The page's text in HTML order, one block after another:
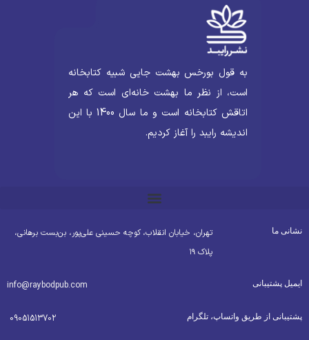
به قول بورخس بهشت جایی شبیه کتابخانه
است، از نظر ما بهشت خانه‌ای است که هر
اتاقش کتابخانه است و ما سال 1400 با این
اندیشه رایبد را آغاز کردیم.
ما
تهران، خیابان انقلاب، کوچه حسینی علی‌پور، بن‌بست برهانی،
پلاک ۱۹
پشتیبانی info@raybodpub.com
از طریق واتساپ، تلگرام 09051513702